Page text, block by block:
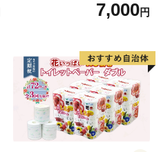
ボディソープ 泡 日用品 消耗
泡石鹸 石鹸 兵庫 兵庫県 小野
7,000円